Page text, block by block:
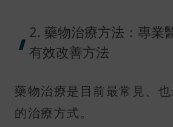
2. 藥物治療方法：專業
有效改善方法
藥物治療是目前最常見、
的治療方式。